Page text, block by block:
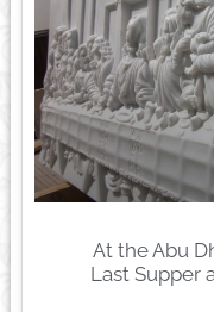
At the Abu
Last Supper